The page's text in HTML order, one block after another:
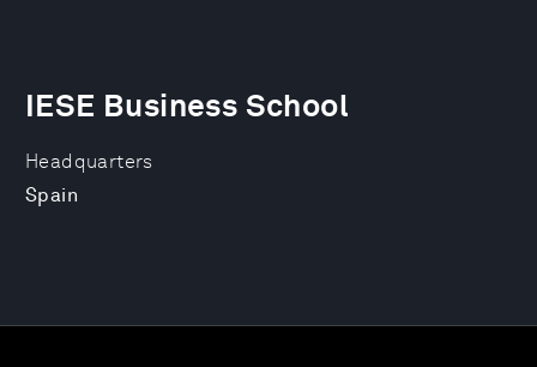
Headquarters
Spain
IESE Business School